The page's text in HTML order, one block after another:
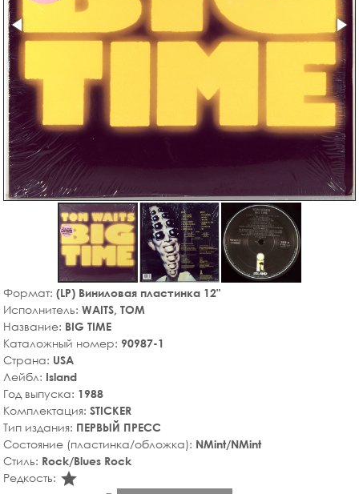
Формат: (LP) Виниловая пластинка 12"
Исполнитель: WAITS, TOM
Название: BIG TIME
Каталожный номер: 90987-1
Страна: USA
Лейбл: Island
Год выпуска: 1988
Комплектация: STICKER
Тип издания: ПЕРВЫЙ ПРЕСС
Состояние (пластинка/обложка): NMint/NMint
Стиль: Rock/Blues Rock
Редкость: star_rate